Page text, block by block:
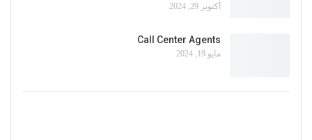
أكتوبر 29, 2024
Call Center Agents
مايو 19, 2024